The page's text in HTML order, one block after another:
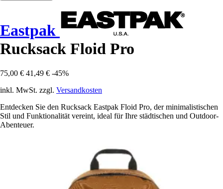
Eastpak
Rucksack Floid Pro
75,00 € 41,49 € -45%
inkl. MwSt. zzgl. Versandkosten
Entdecken Sie den Rucksack Eastpak Floid Pro, der minimalistischen
Stil und Funktionalität vereint, ideal für Ihre städtischen und Outdoor-
Abenteuer.